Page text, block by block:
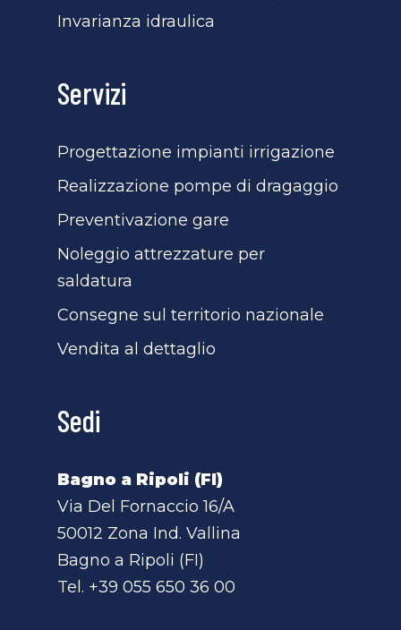
Invarianza idraulica
Servizi
Progettazione impianti irrigazione
Realizzazione pompe di dragaggio
Preventivazione gare
Noleggio attrezzature per
saldatura
Consegne sul territorio nazionale
Vendita al dettaglio
Sedi
Bagno a Ripoli (FI)
Via Del Fornaccio 16/A
50012 Zona Ind. Vallina
Bagno a Ripoli (FI)
Tel. +39 055 650 36 00